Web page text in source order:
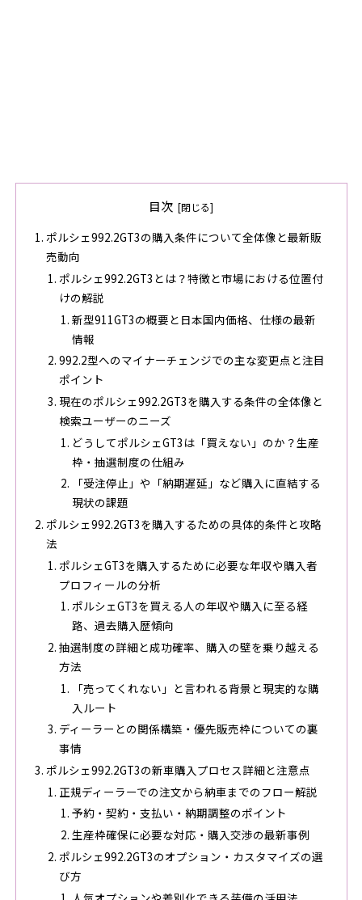
目次
ポルシェ992.2GT3の購入条件について全体像と最新販
売動向
ポルシェ992.2GT3とは？特徴と市場における位置付
けの解説
新型911GT3の概要と日本国内価格、仕様の最新
情報
992.2型へのマイナーチェンジでの主な変更点と注目
ポイント
現在のポルシェ992.2GT3を購入する条件の全体像と
検索ユーザーのニーズ
どうしてポルシェGT3は「買えない」のか？生産
枠・抽選制度の仕組み
「受注停止」や「納期遅延」など購入に直結する
現状の課題
ポルシェ992.2GT3を購入するための具体的条件と攻略
法
ポルシェGT3を購入するために必要な年収や購入者
プロフィールの分析
ポルシェGT3を買える人の年収や購入に至る経
路、過去購入歴傾向
抽選制度の詳細と成功確率、購入の壁を乗り越える
方法
「売ってくれない」と言われる背景と現実的な購
入ルート
ディーラーとの関係構築・優先販売枠についての裏
事情
ポルシェ992.2GT3の新車購入プロセス詳細と注意点
正規ディーラーでの注文から納車までのフロー解説
予約・契約・支払い・納期調整のポイント
生産枠確保に必要な対応・購入交渉の最新事例
ポルシェ992.2GT3のオプション・カスタマイズの選
び方